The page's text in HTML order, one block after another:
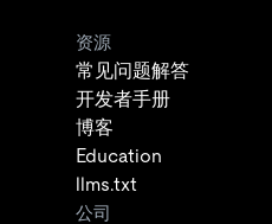
资源
常见问题解答
开发者手册
博客
Education
llms.txt
公司